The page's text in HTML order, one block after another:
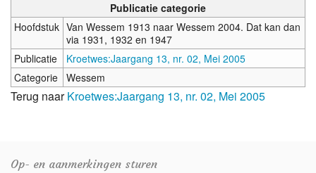
Verenigingsinfo
Publicatie categorie
Hoofdstuk Van Wessem 1913 naar Wessem 2004. Dat kan dan
via 1931, 1932 en 1947
Publicatie
Kroetwes:Jaargang 13, nr. 02, Mei 2005
Categorie
Wessem
Terug naarKroetwes:Jaargang 13, nr. 02, Mei 2005
Op- en aanmerkingen sturen